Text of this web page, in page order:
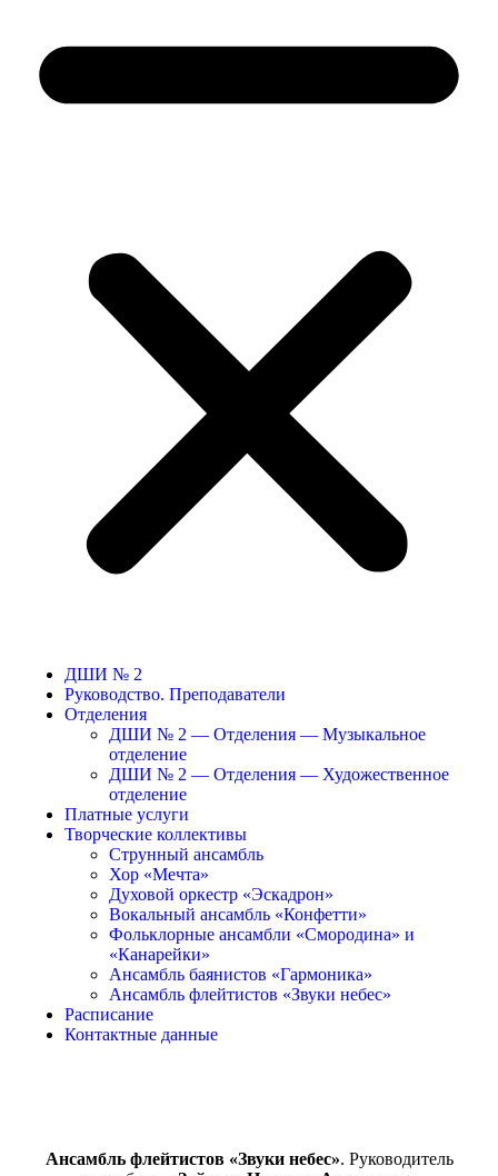
ДШИ № 2
Руководство. Преподаватели
Отделения
ДШИ № 2 — Отделения — Музыкальное
отделение
ДШИ № 2 — Отделения — Художественное
отделение
Платные услуги
Творческие коллективы
Струнный ансамбль
Хор «Мечта»
Духовой оркестр «Эскадрон»
Вокальный ансамбль «Конфетти»
Фольклорные ансамбли «Смородина» и
«Канарейки»
Ансамбль баянистов «Гармоника»
Ансамбль флейтистов «Звуки небес»
Расписание
Контактные данные
Ансамбль флейтистов «Звуки небес». Руководитель